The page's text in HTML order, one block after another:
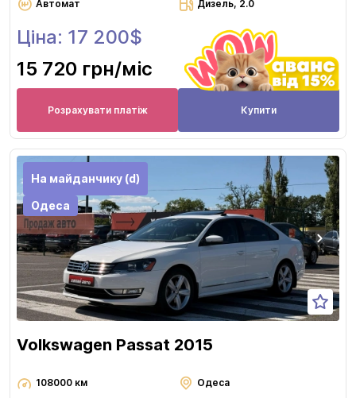
Автомат
Дизель, 2.0
Ціна: 17 200$
15 720 грн/міс
Розрахувати платіж Купити
На майданчику (d)
Одеса
Volkswagen Passat 2015
108000 км
Одеса